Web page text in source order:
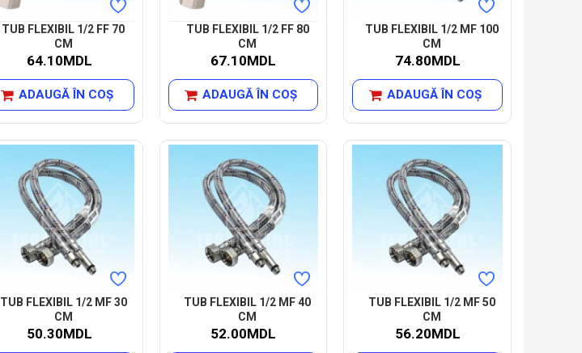
TUB FLEXIBIL 1/2 FF 70
CM
64.10MDL
ADAUGĂ ÎN COŞ
TUB FLEXIBIL 1/2 FF 80
CM
67.10MDL
ADAUGĂ ÎN COŞ
TUB FLEXIBIL 1/2 MF 100
CM
74.80MDL
ADAUGĂ ÎN COŞ
TUB FLEXIBIL 1/2 MF 30
CM
50.30MDL
TUB FLEXIBIL 1/2 MF 40
CM
52.00MDL
TUB FLEXIBIL 1/2 MF 50
CM
56.20MDL